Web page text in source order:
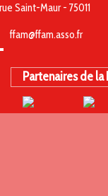
Saint-Maur - 75011
ffam@ffam.asso.fr
Partenaires de la